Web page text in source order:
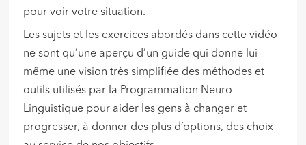
pour voir votre situation.
Les sujets et les exercices abordés dans cette vidéo
ne sont qu’une aperçu d’un guide qui donne lui-
même une vision très simplifiée des méthodes et
outils utilisés par la Programmation Neuro
Linguistique pour aider les gens à changer et
progresser, à donner des plus d’options, des choix